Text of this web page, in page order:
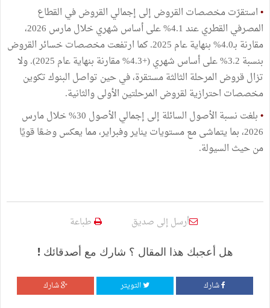
•استقرّت مخصصات القروض إلى إجمالي القروض في القطاع
المصرفي القطري عند 4.1% على أساس شهري خلال مارس 2026،
مقارنة بـ4.0% بنهاية عام 2025. كما ارتفعت مخصصات خسائر القروض
بنسبة 3.2% على أساس شهري (+4.3% مقارنة بنهاية عام 2025). ولا
تزال قروض المرحلة الثالثة مستقرة، في حين تواصل البنوك تكوين
مخصصات احترازية لقروض المرحلتين الأولى والثانية.
•
بلغت نسبة الأصول السائلة إلى إجمالي الأصول 30% خلال مارس
2026، بما يتماشى مع مستويات يناير وفبراير، مما يعكس وضعًا قويًا
من حيث السيولة.
أرسل إلى صديق طباعة
هل أعجبك هذا المقال ؟ شارك مع أصدقائك !
شارك التويتر شارك